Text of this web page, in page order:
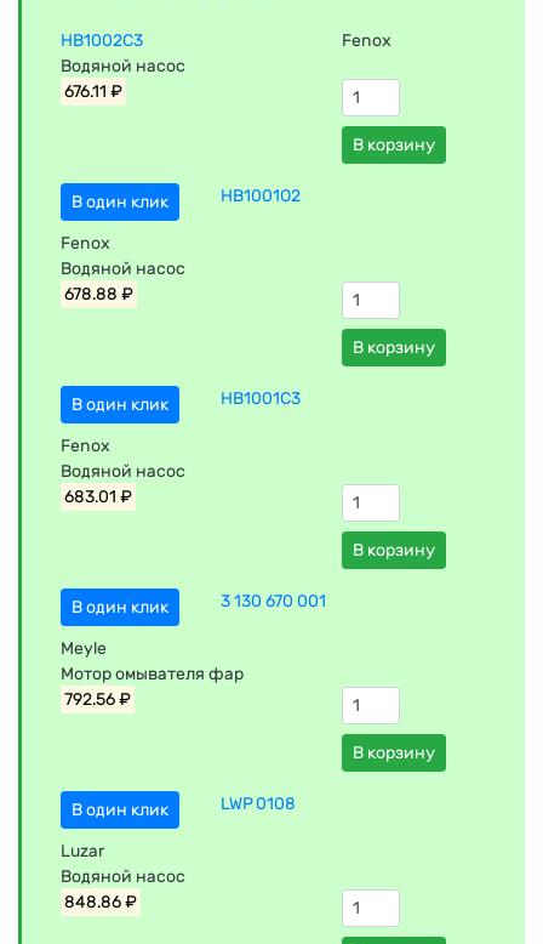
HB1002C3
Fenox
Водяной насос
676.11 ₽
В корзину
В один клик HB1001O2
Fenox
Водяной насос
678.88 ₽
В корзину
В один клик HB1001C3
Fenox
Водяной насос
683.01 ₽
В корзину
В один клик 3 130 670 001
Meyle
Мотор омывателя фар
792.56 ₽
В корзину
В один клик LWP 0108
Luzar
Водяной насос
848.86 ₽